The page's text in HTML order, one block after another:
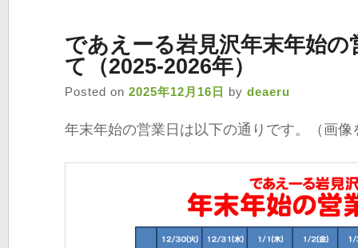
であえーる岩見沢年末年始の
て（2025-2026年）
Posted on 2025年12月16日 by deaeru
年末年始の営業日は以下の通りです。（画